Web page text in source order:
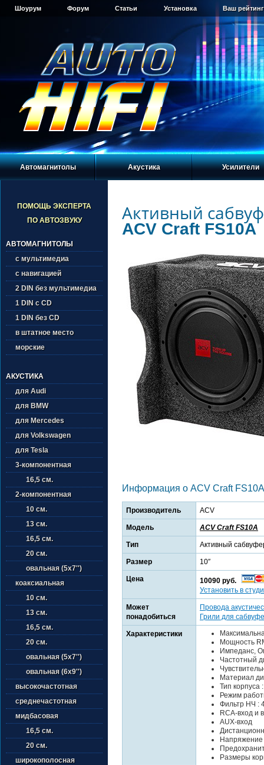
Шоурум Форум Статьи Установка Ваш
Автомагнитолы Акустика Усилители
ПОМОЩЬ ЭКСПЕРТА
ПО АВТОЗВУКУ
АВТОМАГНИТОЛЫ
с мультимедиа
с навигацией
2 DIN без мультимедиа
1 DIN с CD
1 DIN без CD
в штатное место
морские
АКУСТИКА
для Audi
для BMW
для Mercedes
для Volkswagen
для Tesla
3-компонентная
16,5 см.
2-компонентная
10 см.
13 см.
16,5 см.
20 см.
овальная (5х7'')
коаксиальная
10 см.
13 см.
16,5 см.
20 см.
овальная (5х7'')
овальная (6х9'')
высокочастотная
среднечастотная
мидбасовая
16,5 см.
20 см.
широкополосная
Активный
ACV Craft FS10A
Информация о ACV Craft FS10A
Производитель ACV
Модель ACV Craft FS10A
Тип Активный
Размер 10″
Цена
10090 руб.
Установить в
Может
понадобиться
Провода
Грили для
Характеристики
Мощность
Импеданс,
Частотный
Материал
Тип корпуса
Режим
Фильтр НЧ :
RCA-вход и
AUX-вход
Напряжение
Размеры